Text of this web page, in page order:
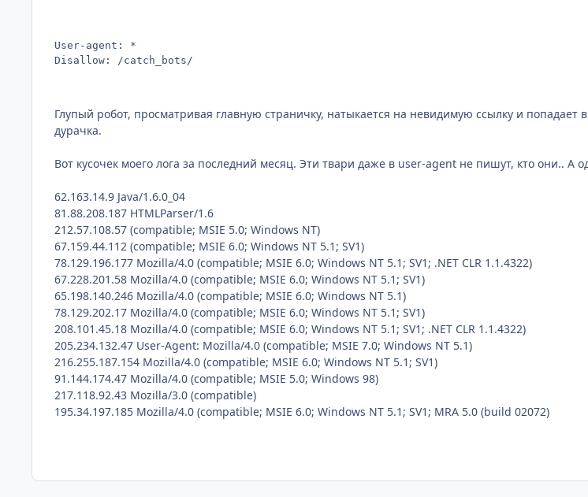
User-agent: *
Disallow: /catch_bots/
Глупый робот, просматривая главную страничку, натыкается на невидимую ссылку и
дурачка.
Вот кусочек моего лога за последний месяц. Эти твари даже в user-agent не пишут, кто они.. А
62.163.14.9 Java/1.6.0_04
81.88.208.187 HTMLParser/1.6
212.57.108.57 (compatible; MSIE 5.0; Windows NT)
67.159.44.112 (compatible; MSIE 6.0; Windows NT 5.1; SV1)
78.129.196.177 Mozilla/4.0 (compatible; MSIE 6.0; Windows NT 5.1; SV1; .NET CLR 1.1.4322)
67.228.201.58 Mozilla/4.0 (compatible; MSIE 6.0; Windows NT 5.1; SV1)
65.198.140.246 Mozilla/4.0 (compatible; MSIE 6.0; Windows NT 5.1)
78.129.202.17 Mozilla/4.0 (compatible; MSIE 6.0; Windows NT 5.1; SV1)
208.101.45.18 Mozilla/4.0 (compatible; MSIE 6.0; Windows NT 5.1; SV1; .NET CLR 1.1.4322)
205.234.132.47 User-Agent: Mozilla/4.0 (compatible; MSIE 7.0; Windows NT 5.1)
216.255.187.154 Mozilla/4.0 (compatible; MSIE 6.0; Windows NT 5.1; SV1)
91.144.174.47 Mozilla/4.0 (compatible; MSIE 5.0; Windows 98)
217.118.92.43 Mozilla/3.0 (compatible)
195.34.197.185 Mozilla/4.0 (compatible; MSIE 6.0; Windows NT 5.1; SV1; MRA 5.0 (build 02072)